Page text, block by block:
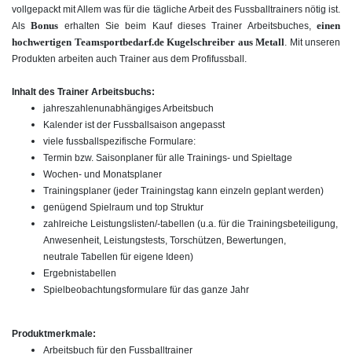
vollgepackt mit Allem was für die tägliche Arbeit des Fussballtrainers nötig ist.
AlsBonus erhalten Sie beim Kauf dieses Trainer Arbeitsbuches,einen
hochwertigen Teamsportbedarf.de Kugelschreiber aus Metall. Mit unseren
Produkten arbeiten auch Trainer aus dem Profifussball.
Inhalt des Trainer Arbeitsbuchs:
jahreszahlenunabhängiges Arbeitsbuch
Kalender ist der Fussballsaison angepasst
viele fussballspezifische Formulare:
Termin bzw. Saisonplaner für alle Trainings- und Spieltage
Wochen- und Monatsplaner
Trainingsplaner (jeder Trainingstag kann einzeln geplant werden)
genügend Spielraum und top Struktur
zahlreiche Leistungslisten/-tabellen (u.a. für die Trainingsbeteiligung,
Anwesenheit, Leistungstests, Torschützen, Bewertungen,
neutrale Tabellen für eigene Ideen)
Ergebnistabellen
Spielbeobachtungsformulare für das ganze Jahr
Produktmerkmale:
Arbeitsbuch für den Fussballtrainer